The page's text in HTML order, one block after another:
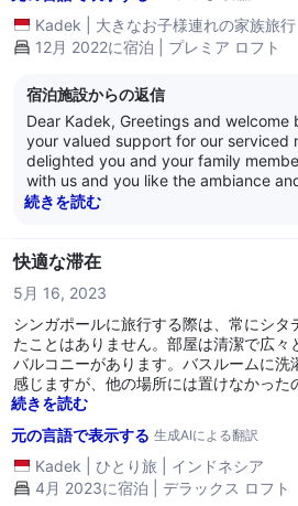
Kadek 大きなお子様連れの家族旅行
12月 2022に宿泊 | プレミア ロフト
宿泊施設からの返信
Dear Kadek, Greetings and welcome back! Thank you for
your valued support for our serviced
delighted you and your family
with us and you like the ambiance
level one-bedroom Deluxe loft
excellence and provide the best
products in our industry. Thank you
to serve! ---- Thank you for giving us the great pleasure and
privilege to have been of service to
member. We truly look forward to
and being of service to you again.
----- Kind regards, The management of Citadines
Fusionopolis Singapore
続きを読む
快適な滞在
5月 16, 2023
シンガポールに旅行する際は、常にシタ
たことはありません。部屋は清潔で広々
バルコニーがあります。バスルームに洗
感じますが、他の場所には置けなかった
に非常に便利な場所にあります。
続きを読む
元の言語で表示する 生成AIによる翻訳
Kadek ひとり旅
インドネシア
4月 2023に宿泊 | デラックス ロフト